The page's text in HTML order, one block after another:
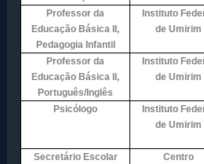
Professor da
Educação Básica II,
Pedagogia Infantil
Instituto
de Umirim
Professor da
Educação Básica II,
Português/Inglês
Instituto
de Umirim
Psicólogo
Instituto
de Umirim
Secretário Escolar
Centro